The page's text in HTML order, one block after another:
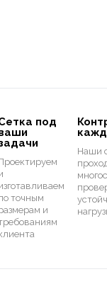
под
точным
и
Наши